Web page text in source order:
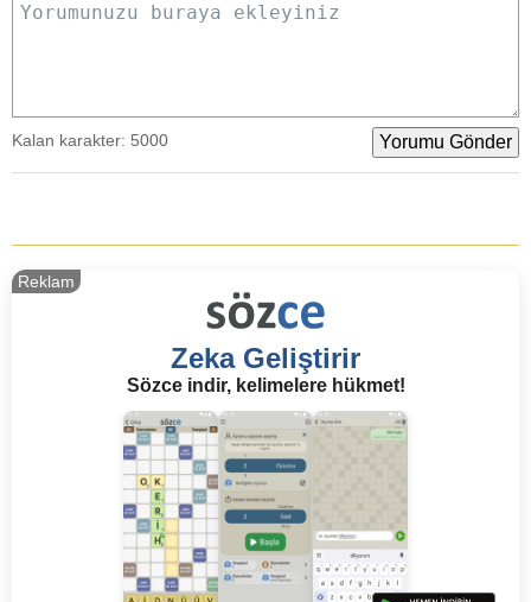
Yorumunuzu buraya ekleyiniz
Kalan karakter: 5000
Zeka Geliştirir
Sözce indir, kelimelere hükmet!
Reklam